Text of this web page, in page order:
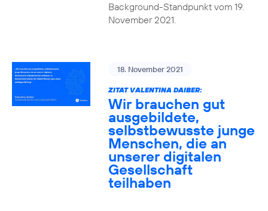
Background-Standpunkt vom 19.
November 2021.
18. November 2021
ZITAT VALENTINA DAIBER:
Wir brauchen gut
ausgebildete,
selbstbewusste junge
Menschen, die an
unserer digitalen
Gesellschaft
teilhaben